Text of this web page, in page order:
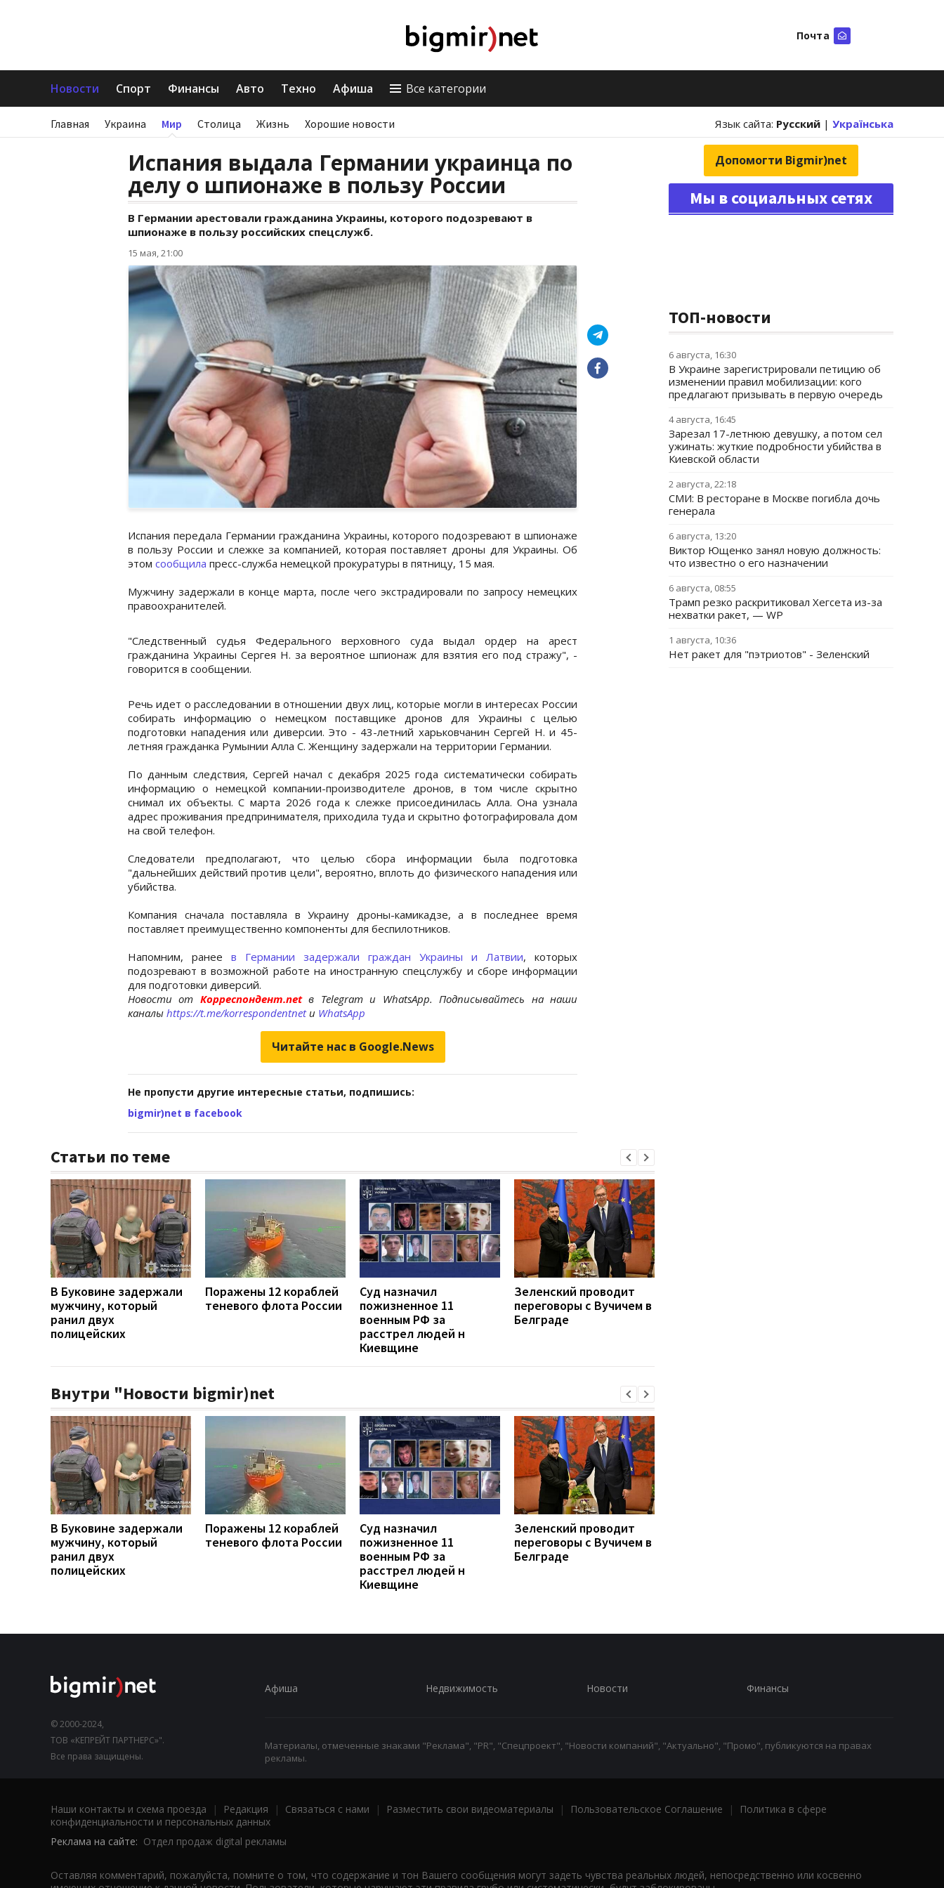
Почта
Новости Спорт Финансы Авто Техно Афиша Все категории
Главная Украина Мир Столица Жизнь Хорошие новости Язык сайта: Русский | Українська
Испания выдала Германии украинца по
делу о шпионаже в пользу России
В Германии арестовали гражданина Украины, которого подозревают в
шпионаже в пользу российских спецслужб.
15 мая, 21:00
Испания передала Германии гражданина Украины, которого подозревают в шпионаже
в пользу России и слежке за компанией, которая поставляет дроны для Украины. Об
этом сообщила пресс-служба немецкой прокуратуры в пятницу, 15 мая.
Мужчину задержали в конце марта, после чего экстрадировали по запросу немецких
правоохранителей.
"Следственный судья Федерального верховного суда выдал ордер на арест
гражданина Украины Сергея Н. за вероятное шпионаж для взятия его под стражу", -
говорится в сообщении.
Речь идет о расследовании в отношении двух лиц, которые могли в интересах России
собирать информацию о немецком поставщике дронов для Украины с целью
подготовки нападения или диверсии. Это - 43-летний харьковчанин Сергей Н. и 45-
летняя гражданка Румынии Алла С. Женщину задержали на территории Германии.
По данным следствия, Сергей начал с декабря 2025 года систематически собирать
информацию о немецкой компании-производителе дронов, в том числе скрытно
снимал их объекты. С марта 2026 года к слежке присоединилась Алла. Она узнала
адрес проживания предпринимателя, приходила туда и скрытно фотографировала дом
на свой телефон.
Следователи предполагают, что целью сбора информации была подготовка
"дальнейших действий против цели", вероятно, вплоть до физического нападения или
убийства.
Компания сначала поставляла в Украину дроны-камикадзе, а в последнее время
поставляет преимущественно компоненты для беспилотников.
Напомним, ранее в Германии задержали граждан Украины и Латвии, которых
подозревают в возможной работе на иностранную спецслужбу и сборе информации
для подготовки диверсий.
Новости от Корреспондент.netв Telegram и WhatsApp. Подписывайтесь на наши
каналы https://t.me/korrespondentnetи WhatsApp
Читайте нас в Google.News
Не пропусти другие интересные статьи, подпишись:
bigmir)net в facebook
Статьи по теме
В Буковине задержали
мужчину, который
ранил двух
полицейских
Поражены 12 кораблей
теневого флота России
Суд назначил
пожизненное 11
военным РФ за
расстрел людей н
Киевщине
Зеленский проводит
переговоры с Вучичем в
Белграде
Внутри "Новости bigmir)net
В Буковине задержали
мужчину, который
ранил двух
полицейских
Поражены 12 кораблей
теневого флота России
Суд назначил
пожизненное 11
военным РФ за
расстрел людей н
Киевщине
Зеленский проводит
переговоры с Вучичем в
Белграде
Допомогти Bigmir)net
Мы в социальных сетях
ТОП-новости
6 августа, 16:30
В Украине зарегистрировали петицию об
изменении правил мобилизации: кого
предлагают призывать в первую очередь
4 августа, 16:45
Зарезал 17-летнюю девушку, а потом сел
ужинать: жуткие подробности убийства в
Киевской области
2 августа, 22:18
СМИ: В ресторане в Москве погибла дочь
генерала
6 августа, 13:20
Виктор Ющенко занял новую должность:
что известно о его назначении
6 августа, 08:55
Трамп резко раскритиковал Хегсета из-за
нехватки ракет, — WP
1 августа, 10:36
Нет ракет для "пэтриотов" - Зеленский
© 2000-2024,
ТОВ «КЕПРЕЙТ ПАРТНЕРС»".
Все права защищены.
Афиша Недвижимость Новости Финансы
Материалы, отмеченные знаками "Реклама", "PR", "Спецпроект", "Новости компаний", "Актуально", "Промо", публикуются на правах
рекламы.
Наши контакты и схема проезда | Редакция | Связаться с нами | Разместить свои видеоматериалы | Пользовательское Соглашение |
Политика в сфере
конфиденциальности и персональных данных
Реклама на сайте: Отдел продаж digital рекламы
Оставляя комментарий, пожалуйста, помните о том, что содержание и тон Вашего сообщения могут задеть чувства реальных людей, непосредственно или косвенно